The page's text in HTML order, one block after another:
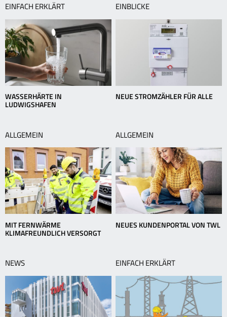
EINFACH ERKLÄRT
WASSERHÄRTE IN
LUDWIGSHAFEN
EINBLICKE
NEUE STROMZÄHLER FÜR ALLE
ALLGEMEIN
MIT FERNWÄRME
KLIMAFREUNDLICH VERSORGT
ALLGEMEIN
NEUES KUNDENPORTAL VON TWL
NEWS EINFACH ERKLÄRT